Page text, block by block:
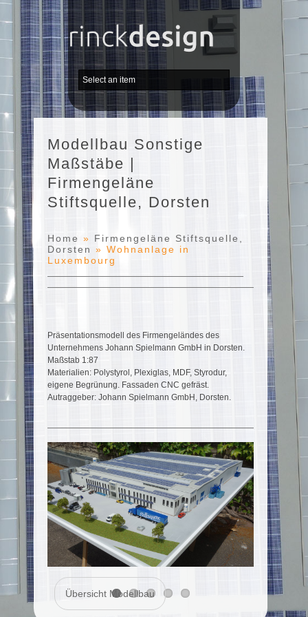
Modellbau Sonstige
Maßstäbe |
Firmengeläne
Stiftsquelle, Dorsten
Home » Firmengeläne Stiftsquelle,
Dorsten » Wohnanlage in
Luxembourg
Präsentationsmodell des Firmengeländes des
Unternehmens Johann Spielmann GmbH in Dorsten.
Maßstab 1:87
Materialien: Polystyrol, Plexiglas, MDF, Styrodur,
eigene Begrünung. Fassaden CNC gefräst.
Autraggeber: Johann Spielmann GmbH, Dorsten.
Übersicht Modellbau